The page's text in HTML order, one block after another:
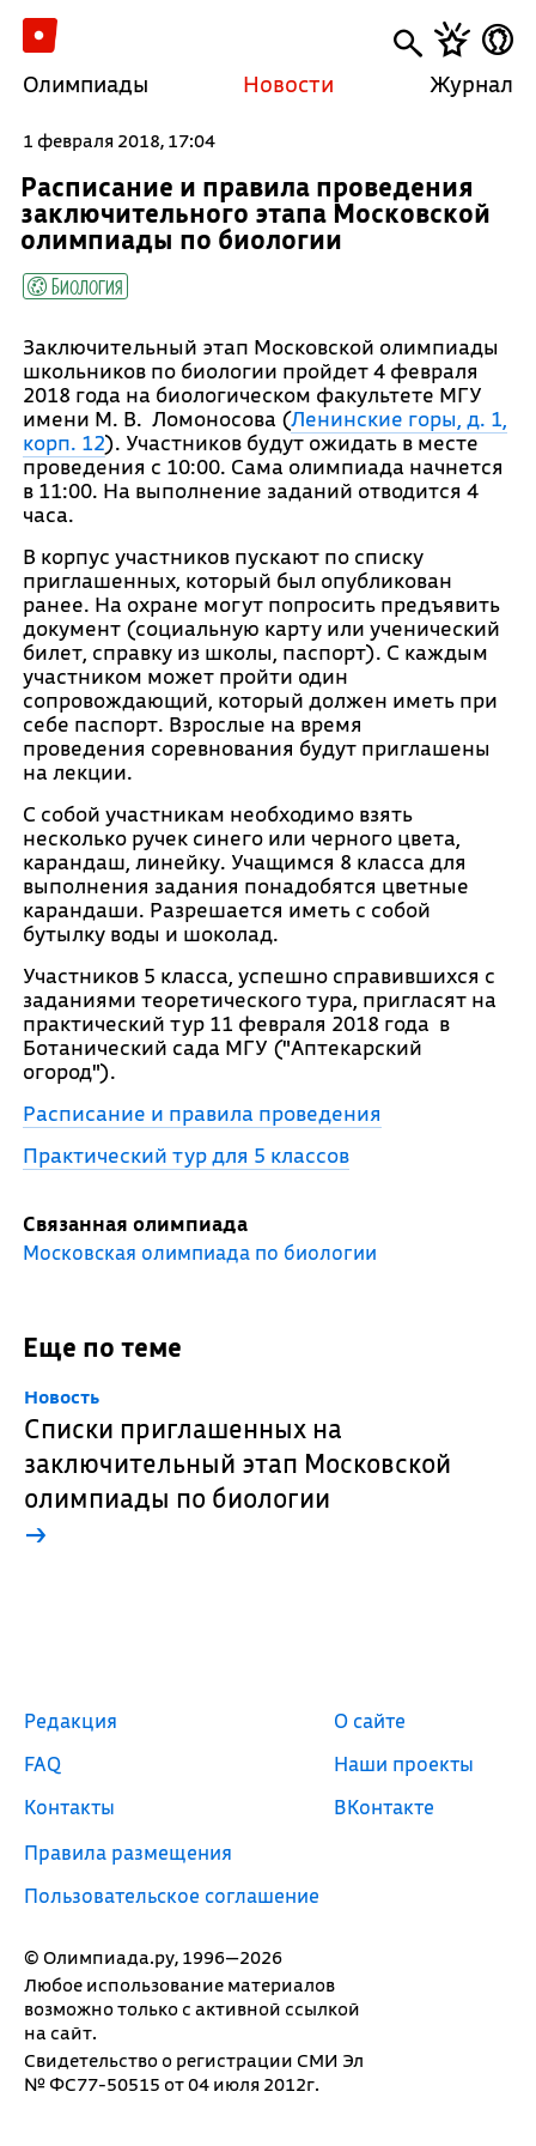
Олимпиады Новости Журнал
1 февраля 2018, 17:04
Расписание и правила проведения
заключительного этапа Московской
олимпиады по биологии
Биология
Заключительный этап Московской олимпиады
школьников по биологии пройдет 4 февраля
2018 года на биологическом факультете МГУ
имени М. В. Ломоносова (Ленинские горы, д. 1,
корп. 12). Участников будут ожидать в месте
проведения с 10:00. Сама олимпиада начнется
в 11:00. На выполнение заданий отводится 4
часа.
В корпус участников пускают по списку
приглашенных, который был опубликован
ранее. На охране могут попросить предъявить
документ (социальную карту или ученический
билет, справку из школы, паспорт). С каждым
участником может пройти один
сопровождающий, который должен иметь при
себе паспорт. Взрослые на время
проведения соревнования будут приглашены
на лекции.
С собой участникам необходимо взять
несколько ручек синего или черного цвета,
карандаш, линейку. Учащимся 8 класса для
выполнения задания понадобятся цветные
карандаши. Разрешается иметь с собой
бутылку воды и шоколад.
Участников 5 класса, успешно справившихся с
заданиями теоретического тура, пригласят на
практический тур 11 февраля 2018 года в
Ботанический сада МГУ ("Аптекарский
огород").
Расписание и правила проведения
Практический тур для 5 классов
Связанная олимпиада
Московская олимпиада по биологии
Еще по теме
Новость
Списки приглашенных на
заключительный этап Московской
олимпиады по биологии
→
© Олимпиада.ру, 1996—2026
Любое использование материалов
возможно только с активной ссылкой
на сайт.
Свидетельство о регистрации СМИ Эл
№ ФС77-50515 от 04 июля 2012г.
Редакция
FAQ
Контакты
Правила размещения
Пользовательское соглашение
О сайте
Наши проекты
ВКонтакте